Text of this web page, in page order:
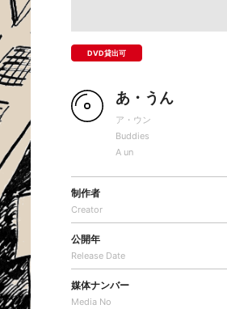
DVD貸出可
あ・うん
ア・ウン
Buddies
A un
制作者
Creator
公開年
Release Date
媒体ナンバー
Media No